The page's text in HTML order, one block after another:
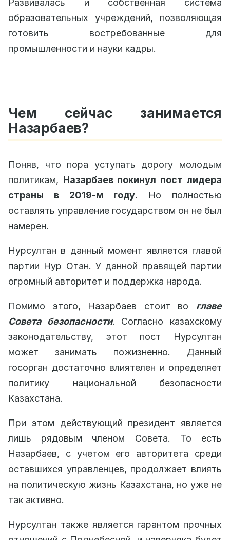
образовательных учреждений, позволяющая
готовить востребованные для
промышленности и науки кадры.
Чем сейчас занимается
Назарбаев?
Поняв, что пора уступать дорогу молодым
политикам, Назарбаев покинул пост лидера
страны в 2019-м году. Но полностью
оставлять управление государством он не был
намерен.
Нурсултан в данный момент является главой
партии Нур Отан. У данной правящей партии
огромный авторитет и поддержка народа.
Помимо этого, Назарбаев стоит во главе
Совета безопасности. Согласно казахскому
законодательству, этот пост Нурсултан
может занимать пожизненно. Данный
госорган достаточно влиятелен и определяет
политику национальной безопасности
Казахстана.
При этом действующий президент является
лишь рядовым членом Совета. То есть
Назарбаев, с учетом его авторитета среди
оставшихся управленцев, продолжает влиять
на политическую жизнь Казахстана, но уже не
так активно.
Нурсултан также является гарантом прочных